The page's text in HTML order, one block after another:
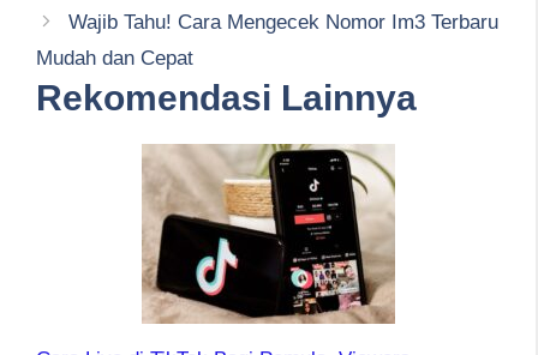
Wajib Tahu! Cara Mengecek Nomor Im3 Terbaru
Mudah dan Cepat
Rekomendasi Lainnya